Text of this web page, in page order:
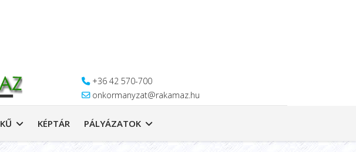
+36 42 570-700
onkormanyzat@rakamaz.hu
KÉPTÁR PÁLYÁZATOK